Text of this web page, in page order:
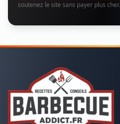
soutenez le site sans payer plus cher.